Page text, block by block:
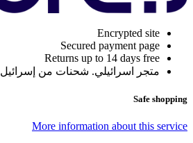
Encrypted site
Secured payment page
Returns up to 14 days free
متجر اسرائيلي. شحنات من إسرائيل
Safe shopping
More information about this service